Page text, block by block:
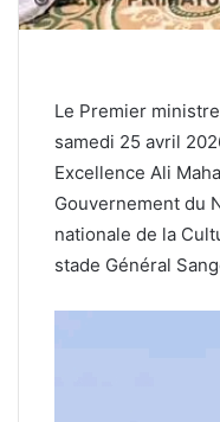
‎Le Premier
samedi 25 avril
Excellence Ali
Gouvernement du
nationale de la
stade Général